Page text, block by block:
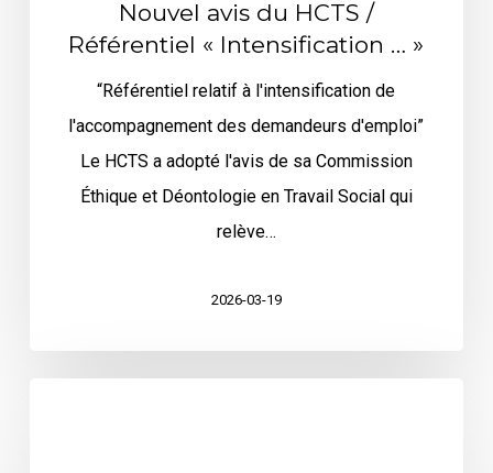
Nouvel avis du HCTS /
Référentiel « Intensification … »
“Référentiel relatif à l'intensification de
l'accompagnement des demandeurs d'emploi”
Le HCTS a adopté l'avis de sa Commission
Éthique et Déontologie en Travail Social qui
relève…
2026-03-19